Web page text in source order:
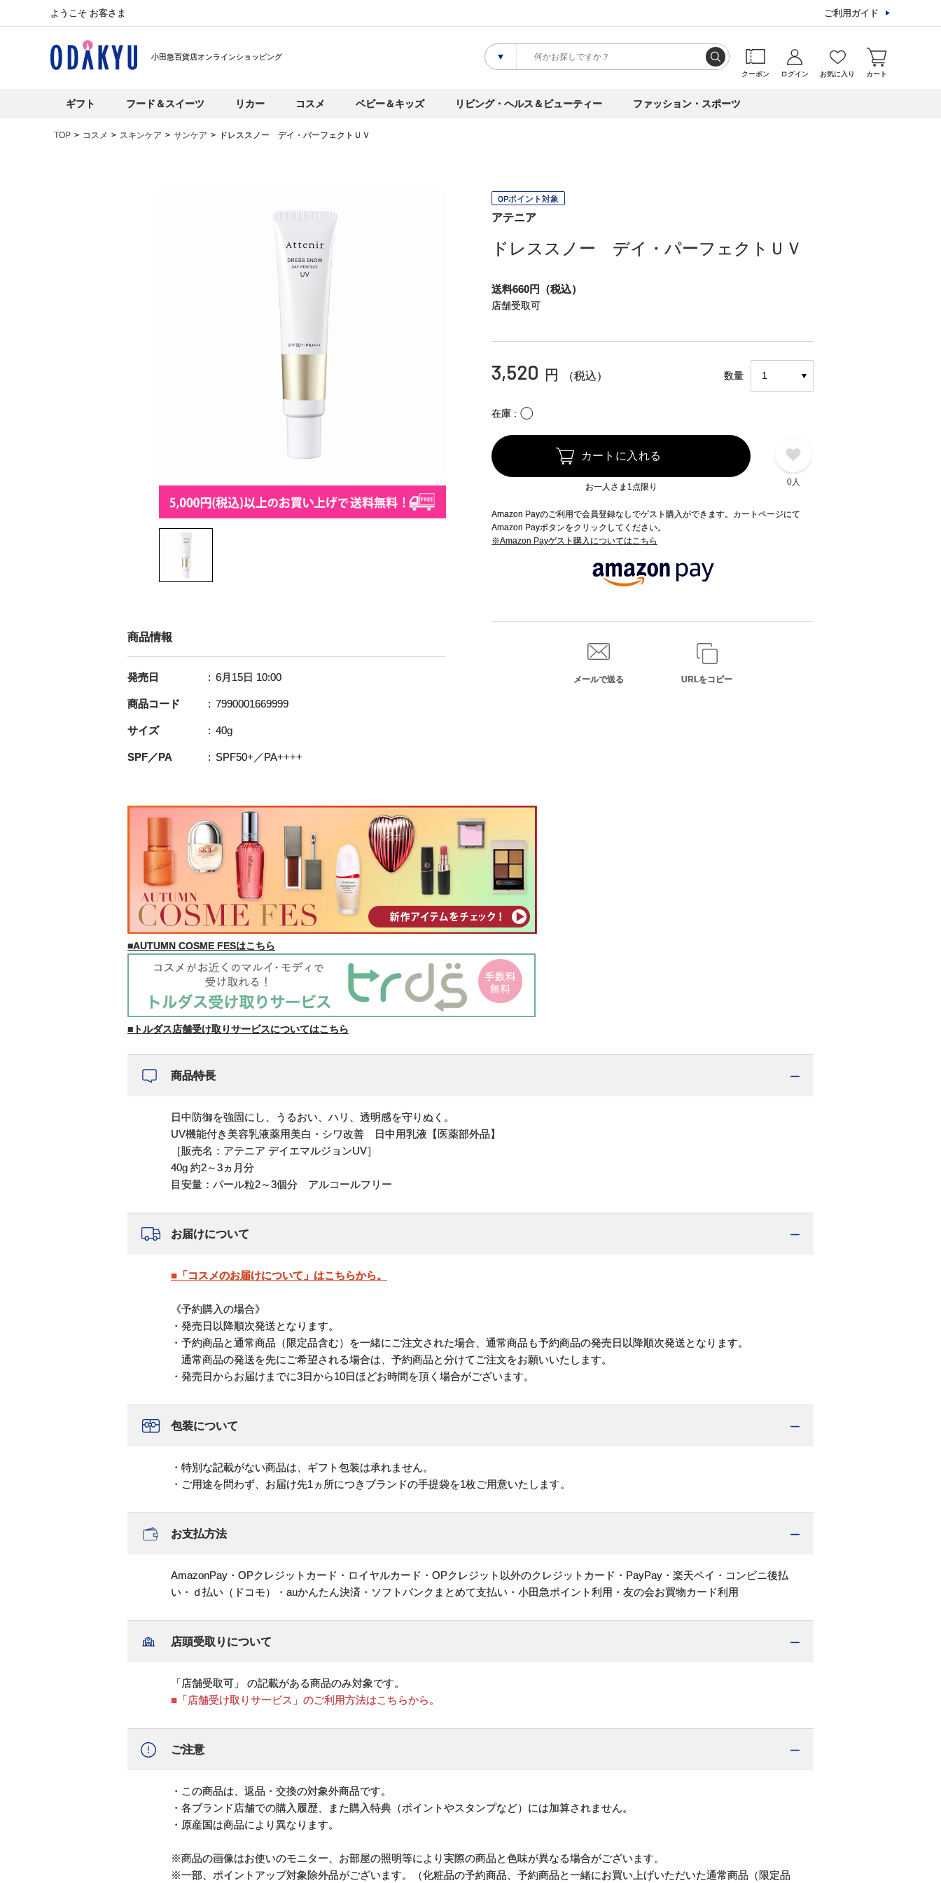
ようこそ お客さま ご利用ガイド
小田急百貨店オンラインショッピング
クーポン ログイン お気に入り カート
ギフト フード＆スイーツ リカー コスメ ベビー＆キッズ リビング・ヘルス＆ビューティー ファッション・スポーツ
TOP コスメ スキンケア サンケア ドレススノー デイ・パーフェクトＵＶ
OPポイント対象
アテニア
ドレススノー デイ・パーフェクトＵＶ
送料660円（税込）
店舗受取可
3,520 円 （税込） 数量
在庫 〇
カートに入れる
お一人さま1点限り 0人
Amazon Payのご利用で会員登録なしでゲスト購入ができます。カートページにて
Amazon Payボタンをクリックしてください。
※Amazon Payゲスト購入についてはこちら
メールで送る URLをコピー
商品情報
発売日 6月15日 10:00
商品コード 7990001669999
サイズ 40g
SPF／PA SPF50+／PA++++
■AUTUMN COSME FESはこちら
■トルダス店舗受け取りサービスについてはこちら
商品特長
日中防御を強固にし、うるおい、ハリ、透明感を守りぬく。
UV機能付き美容乳液薬用美白・シワ改善 日中用乳液【医薬部外品】
［販売名：アテニア デイエマルジョンUV］
40g 約2～3ヵ月分
目安量：パール粒2～3個分 アルコールフリー
お届けについて
■「コスメのお届けについて」はこちらから。
《予約購入の場合》
・発売日以降順次発送となります。
・予約商品と通常商品（限定品含む）を一緒にご注文された場合、通常商品も予約商品の発売日以降順次発送となります。
通常商品の発送を先にご希望される場合は、予約商品と分けてご注文をお願いいたします。
・発売日からお届けまでに3日から10日ほどお時間を頂く場合がございます。
包装について
・特別な記載がない商品は、ギフト包装は承れません。
・ご用途を問わず、お届け先1ヵ所につきブランドの手提袋を1枚ご用意いたします。
お支払方法
AmazonPay・OPクレジットカード・ロイヤルカード・OPクレジット以外のクレジットカード・PayPay・楽天ペイ・コンビニ後払
い・ｄ払い（ドコモ）・auかんたん決済・ソフトバンクまとめて支払い・小田急ポイント利用・友の会お買物カード利用
店頭受取りについて
「店舗受取可」 の記載がある商品のみ対象です。
■「店舗受け取りサービス」のご利用方法はこちらから。
ご注意
・この商品は、返品・交換の対象外商品です。
・各ブランド店舗での購入履歴、また購入特典（ポイントやスタンプなど）には加算されません。
・原産国は商品により異なります。
※商品の画像はお使いのモニター、お部屋の照明等により実際の商品と色味が異なる場合がございます。
※一部、ポイントアップ対象除外品がございます。（化粧品の予約商品、予約商品と一緒にお買い上げいただいた通常商品（限定品